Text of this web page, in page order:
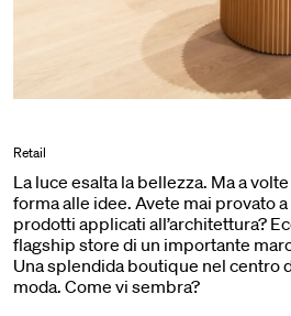
Retail
La luce esalta la bellezza. Ma a
forma alle idee. Avete mai provato
prodotti applicati all’architettura?
flagship store di un importante
Una splendida boutique nel centro
moda. Come vi sembra?